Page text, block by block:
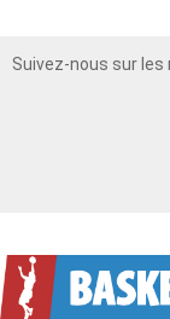
Suivez-nous sur